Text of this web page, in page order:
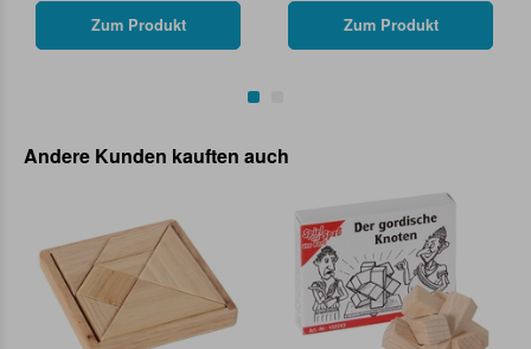
Zum Produkt Zum Produkt
Andere Kunden kauften auch